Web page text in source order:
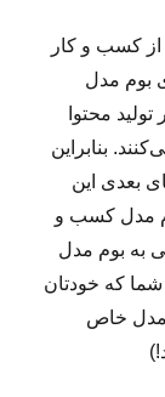
از کسب و کار
تمامی بخش‌های ۹ گانه‌ی بوم مدل
محتوا
بنابراین
بعدی این
مدل کسب و
به بوم مدل
شما که خودتان
مدل خاص